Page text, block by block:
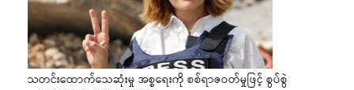
သတင်းထောက်သေဆုံးမှု အစ္စရေးကို စစ်ရာဇဝတ်မှုဖြင့် စွပ်စွဲ